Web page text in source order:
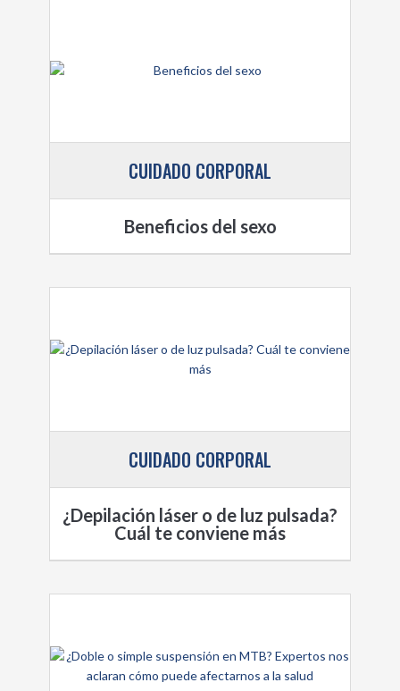
CUIDADO CORPORAL
Beneficios del sexo
CUIDADO CORPORAL
¿Depilación láser o de luz pulsada?
Cuál te conviene más